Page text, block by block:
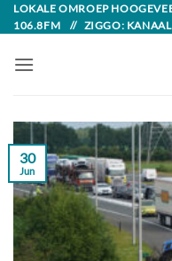
Skip
to
content
LOKALE OMROEP
106.8FM // ZIGGO:
30
Jun